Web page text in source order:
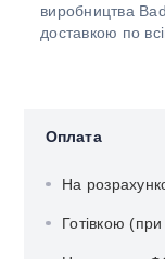
виробництва
доставкою по
Оплата
На
Готівкою